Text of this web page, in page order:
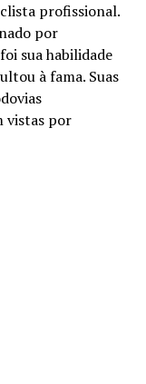
profissional.
por
sua habilidade
à fama. Suas
vistas por